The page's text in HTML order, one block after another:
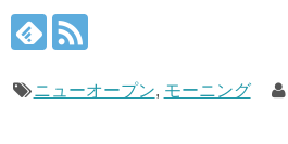
ニューオープン, モーニング